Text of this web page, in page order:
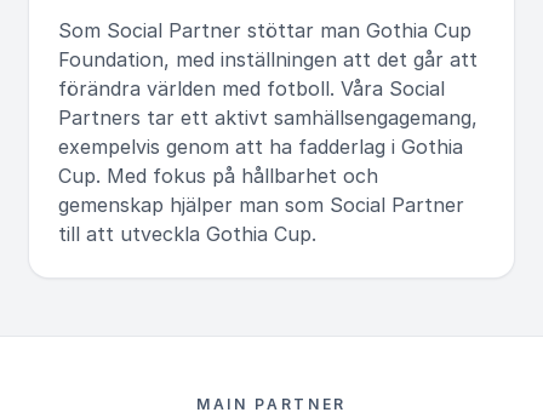
Som Social Partner stöttar man Gothia Cup
Foundation, med inställningen att det går att
förändra världen med fotboll. Våra Social
Partners tar ett aktivt samhällsengagemang,
exempelvis genom att ha fadderlag i Gothia
Cup. Med fokus på hållbarhet och
gemenskap hjälper man som Social Partner
till att utveckla Gothia Cup.
MAIN PARTNER